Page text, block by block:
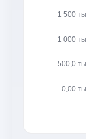
0,00
500,0
1 000
1 500